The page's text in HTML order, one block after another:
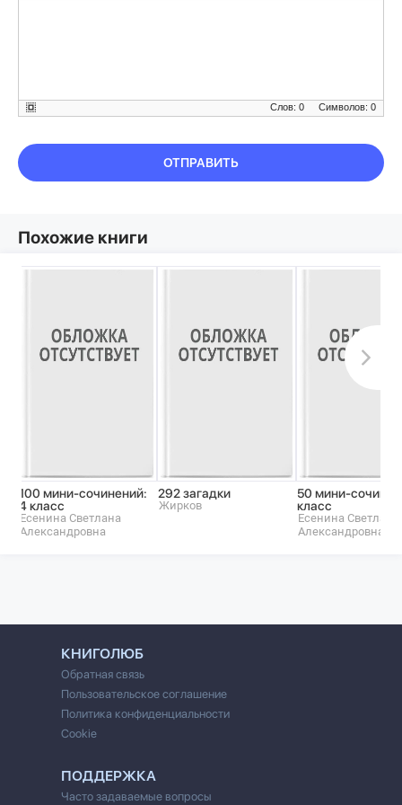
Символов: 0
Слов: 0
ОТПРАВИТЬ
Похожие книги
100 мини-сочинений:
4 класс
Есенина Светлана
Александровна
292 загадки
Жирков
50 мини-
класс
Есенина Светлана
Александровна
КНИГОЛЮБ
Обратная связь
Пользовательское соглашение
Политика конфиденциальности
Cookie
ПОДДЕРЖКА
Часто задаваемые вопросы